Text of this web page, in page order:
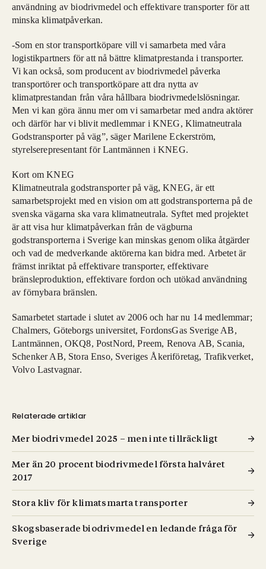
användning av biodrivmedel och effektivare transporter för att
minska klimatpåverkan.
-Som en stor transportköpare vill vi samarbeta med våra
logistikpartners för att nå bättre klimatprestanda i transporter.
Vi kan också, som producent av biodrivmedel påverka
transportörer och transportköpare att dra nytta av
klimatprestandan från våra hållbara biodrivmedelslösningar.
Men vi kan göra ännu mer om vi samarbetar med andra aktörer
och därför har vi blivit medlemmar i KNEG, Klimatneutrala
Godstransporter på väg”, säger Marilene Eckerström,
styrelserepresentant för Lantmännen i KNEG.
Kort om KNEG
Klimatneutrala godstransporter på väg, KNEG, är ett
samarbetsprojekt med en vision om att godstransporterna på de
svenska vägarna ska vara klimatneutrala. Syftet med projektet
är att visa hur klimatpåverkan från de vägburna
godstransporterna i Sverige kan minskas genom olika åtgärder
och vad de medverkande aktörerna kan bidra med. Arbetet är
främst inriktat på effektivare transporter, effektivare
bränsleproduktion, effektivare fordon och utökad användning
av förnybara bränslen.
Samarbetet startade i slutet av 2006 och har nu 14 medlemmar;
Chalmers, Göteborgs universitet, FordonsGas Sverige AB,
Lantmännen, OKQ8, PostNord, Preem, Renova AB, Scania,
Schenker AB, Stora Enso, Sveriges Åkeriföretag, Trafikverket,
Volvo Lastvagnar.
Relaterade artiklar
Mer biodrivmedel 2025 – men inte tillräckligt
Mer än 20 procent biodrivmedel första halvåret
2017
Stora kliv för klimatsmarta transporter
Skogsbaserade biodrivmedel en ledande fråga för
Sverige